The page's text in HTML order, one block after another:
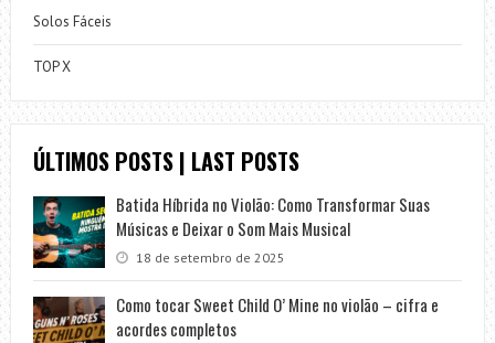
Solos Fáceis
TOP X
ÚLTIMOS POSTS | LAST POSTS
Batida Híbrida no Violão: Como Transformar Suas
Músicas e Deixar o Som Mais Musical
18 de setembro de 2025
Como tocar Sweet Child O’ Mine no violão – cifra e
acordes completos